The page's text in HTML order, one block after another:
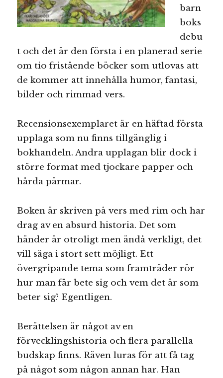
barn
boks
debu
t och det är den första i en planerad serie
om tio fristående böcker som utlovas att
de kommer att innehålla humor, fantasi,
bilder och rimmad vers.
Recensionsexemplaret är en häftad första
upplaga som nu finns tillgänglig i
bokhandeln. Andra upplagan blir dock i
större format med tjockare papper och
hårda pärmar.
Boken är skriven på vers med rim och har
drag av en absurd historia. Det som
händer är otroligt men ändå verkligt, det
vill säga i stort sett möjligt. Ett
övergripande tema som framträder rör
hur man får bete sig och vem det är som
beter sig? Egentligen.
Berättelsen är något av en
förvecklingshistoria och flera parallella
budskap finns. Räven luras för att få tag
på något som någon annan har. Han